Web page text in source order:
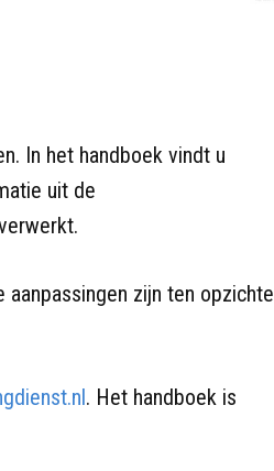
In het handboek vindt u
uit de
zijn ten opzichte
. Het handboek is